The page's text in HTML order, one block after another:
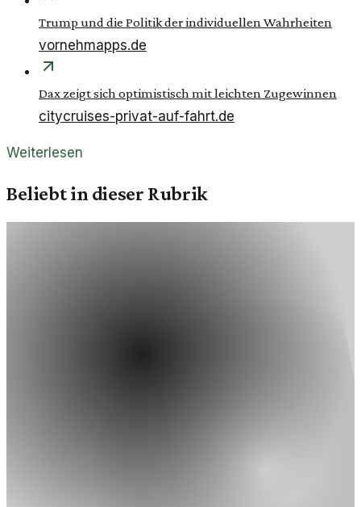
Trump und die Politik der individuellen Wahrheiten
vornehmapps.de
Dax zeigt sich optimistisch mit leichten Zugewinnen
citycruises-privat-auf-fahrt.de
Weiterlesen
Beliebt in dieser Rubrik